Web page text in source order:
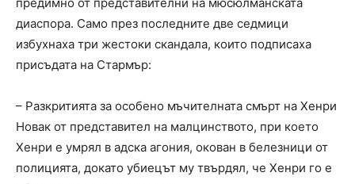
диаспора. Само през последните две седмици
избухнаха три жестоки скандала, които подписаха
присъдата на Стармър:
– Разкритията за особено мъчителната смърт на Хенри
Новак от представител на малцинството, при което
Хенри е умрял в адска агония, окован в белезници от
полицията, докато убиецът му твърдял, че Хенри го е